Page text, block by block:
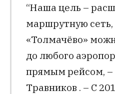
“Наша цель –
маршрутную
«Толмачёво»
до любого
прямым рейсом, –
Травников . – С